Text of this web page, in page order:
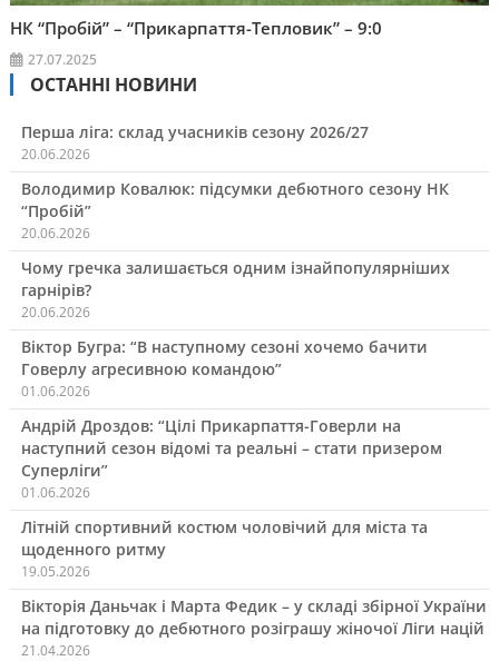
НК “Пробій” – “Прикарпаття-Тепловик” – 9:0
27.07.2025
ОСТАННІ НОВИНИ
Перша ліга: склад учасників сезону 2026/27
20.06.2026
Володимир Ковалюк: підсумки дебютного сезону НК
“Пробій”
20.06.2026
Чому гречка залишається одним ізнайпопулярніших
гарнірів?
20.06.2026
Віктор Бугра: “В наступному сезоні хочемо бачити
Говерлу агресивною командою”
01.06.2026
Андрій Дроздов: “Цілі Прикарпаття-Говерли на
наступний сезон відомі та реальні – стати призером
Суперліги”
01.06.2026
Літній спортивний костюм чоловічий для міста та
щоденного ритму
19.05.2026
Вікторія Даньчак і Марта Федик – у складі збірної України
на підготовку до дебютного розіграшу жіночої Ліги націй
21.04.2026